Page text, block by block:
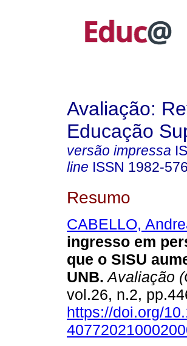
Avaliação:
Educação
versão impressa
line ISSN 1982-
Resumo
CABELLO,
ingresso em
que o SISU
UNB. Avaliação
vol.26, n.2,
https://doi.org/